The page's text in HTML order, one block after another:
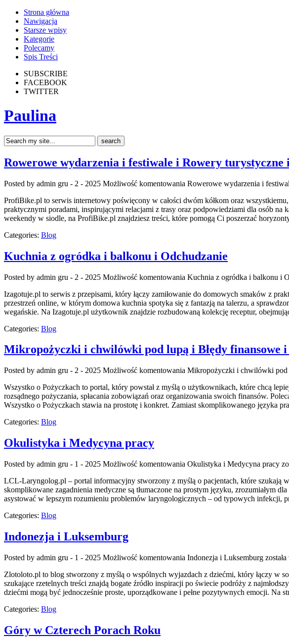
Strona główna
Nawigacja
Starsze wpisy
Kategorie
Polecamy
Spis Treści
SUBSCRIBE
FACEBOOK
TWITTER
Paulina
Rowerowe wydarzenia i festiwale i Rowery turystyczne
Posted by admin gru - 2 - 2025 Możliwość komentowania Rowerowe wydarzenia i
ProfiBike.pl to serwis internetowy poświęcony w całości dwóm kółkom oraz
praktycznymi poradami, inspirującymi relacjami z trasy oraz podpowiedziami dla osób na
weekendy w siodle, na ProfiBike.pl znajdziesz treści, które pomogą Ci poszerzać
Categories: Blog
Kuchnia z ogródka i balkonu i Odchudzanie
Posted by admin gru - 2 - 2025 Możliwość komentowania Kuchnia z ogródka i balkonu i
Izagotuje.pl to serwis z przepisami, który łączy zamiłowanie do domowych smaków z
przestrzeń online, w którym domowa kuchnia spotyka się z fantazją na talerzu, a
wegańskie. Na Izagotuje.pl użytkownik znajdzie rozbudowaną kolekcję receptur,
Categories: Blog
Mikropożyczki i chwilówki pod lupą i Błędy finansowe
Posted by admin gru - 2 - 2025 Możliwość komentowania Mikropożyczki i chwilówki pod
Wszystko o Pożyczkach to portal, który powstał z myślą o użytkownikach, które chcą
rozsądnego pożyczania, spłacania zobowiązań oraz organizowania swoich finansów.
Wszystko o Pożyczkach stawia na prostotę i konkret. Zamiast skomplikowanego
Categories: Blog
Okulistyka i Medycyna pracy
Posted by admin gru - 1 - 2025 Możliwość komentowania Okulistyka i Medycyna pracy
LCL-Laryngolog.pl – portal informacyjny stworzony z myślą o pacjentach, które szukają
skomplikowane zagadnienia medyczne są tłumaczone na prostym języku, zrozumiałym
asystować w lepszym rozumieniu problemów laryngologicznych – od typowych infekcji,
Categories: Blog
Indonezja i Luksemburg
Posted by admin gru - 1 - 2025 Możliwość komentowania Indonezja i Luksemburg
Zlotoloto.pl to blog stworzony z myślą o wspólnych wyjazdach z dziećmi, który łączy w
szukające rzetelnych treści znajdą bogate źródło inspiracji po świecie podróży z
dziećmi mogą być jednocześnie proste, uporządkowane i pełne pozytywnych emocji. Na
Categories: Blog
Góry w Czterech Porach Roku